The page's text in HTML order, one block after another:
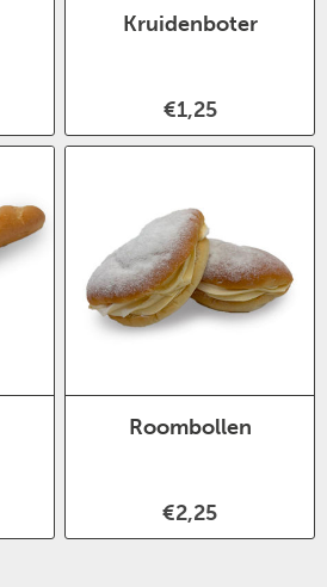
Kruidenboter
€1,25
Roombollen
€2,25